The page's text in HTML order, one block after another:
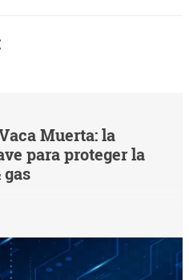
Muerta: la
para proteger la